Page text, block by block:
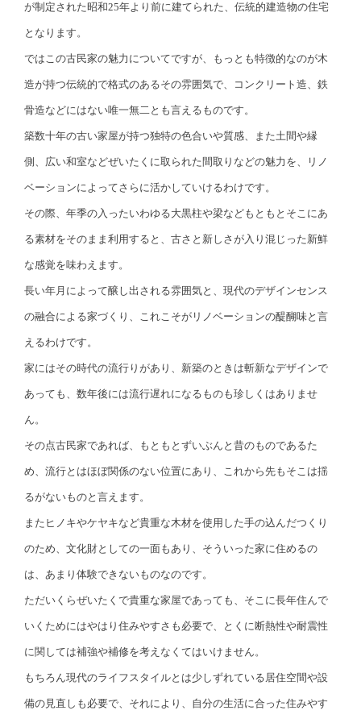
が制定された昭和25年より前に建てられた、伝統的建造物の住宅
となります。
ではこの古民家の魅力についてですが、もっとも特徴的なのが木
造が持つ伝統的で格式のあるその雰囲気で、コンクリート造、鉄
骨造などにはない唯一無二とも言えるものです。
築数十年の古い家屋が持つ独特の色合いや質感、また土間や縁
側、広い和室などぜいたくに取られた間取りなどの魅力を、リノ
ベーションによってさらに活かしていけるわけです。
その際、年季の入ったいわゆる大黒柱や梁などもともとそこにあ
る素材をそのまま利用すると、古さと新しさが入り混じった新鮮
な感覚を味わえます。
長い年月によって醸し出される雰囲気と、現代のデザインセンス
の融合による家づくり、これこそがリノベーションの醍醐味と言
えるわけです。
家にはその時代の流行りがあり、新築のときは斬新なデザインで
あっても、数年後には流行遅れになるものも珍しくはありませ
ん。
その点古民家であれば、もともとずいぶんと昔のものであるた
め、流行とはほぼ関係のない位置にあり、これから先もそこは揺
るがないものと言えます。
またヒノキやケヤキなど貴重な木材を使用した手の込んだつくり
のため、文化財としての一面もあり、そういった家に住めるの
は、あまり体験できないものなのです。
ただいくらぜいたくで貴重な家屋であっても、そこに長年住んで
いくためにはやはり住みやすさも必要で、とくに断熱性や耐震性
に関しては補強や補修を考えなくてはいけません。
もちろん現代のライフスタイルとは少しずれている居住空間や設
備の見直しも必要で、それにより、自分の生活に合った住みやす